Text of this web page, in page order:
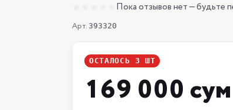
Пока отзывов нет — будьте
Арт. 393320
ОСТАЛОСЬ 3 ШТ
169 000 сум